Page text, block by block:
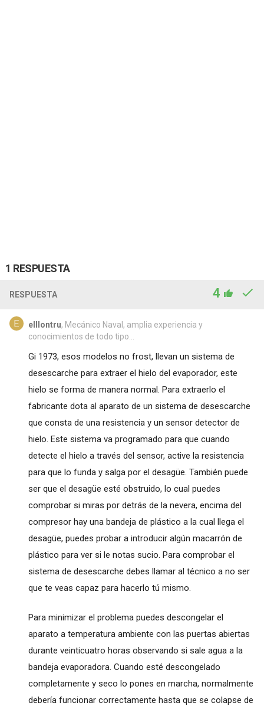
1 RESPUESTA
RESPUESTA 4
elllontru, Mecánico Naval, amplia experiencia y
conocimientos de todo tipo...
Gi 1973, esos modelos no frost, llevan un sistema de
desescarche para extraer el hielo del evaporador, este
hielo se forma de manera normal. Para extraerlo el
fabricante dota al aparato de un sistema de desescarche
que consta de una resistencia y un sensor detector de
hielo. Este sistema va programado para que cuando
detecte el hielo a través del sensor, active la resistencia
para que lo funda y salga por el desagüe. También puede
ser que el desagüe esté obstruido, lo cual puedes
comprobar si miras por detrás de la nevera, encima del
compresor hay una bandeja de plástico a la cual llega el
desagüe, puedes probar a introducir algún macarrón de
plástico para ver si le notas sucio. Para comprobar el
sistema de desescarche debes llamar al técnico a no ser
que te veas capaz para hacerlo tú mismo.
Para minimizar el problema puedes descongelar el
aparato a temperatura ambiente con las puertas abiertas
durante veinticuatro horas observando si sale agua a la
bandeja evaporadora. Cuando esté descongelado
completamente y seco lo pones en marcha, normalmente
debería funcionar correctamente hasta que se colapse de